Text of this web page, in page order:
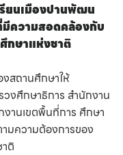
รียนเมืองปานพัฒน
ความสอดคล้องกับ
กษาแห่งชาติ
สถานศึกษาให้
งศึกษาธิการ สํานักงาน
านเขตพื้นที่การ ศึกษา
มความต้องการของ
ติ